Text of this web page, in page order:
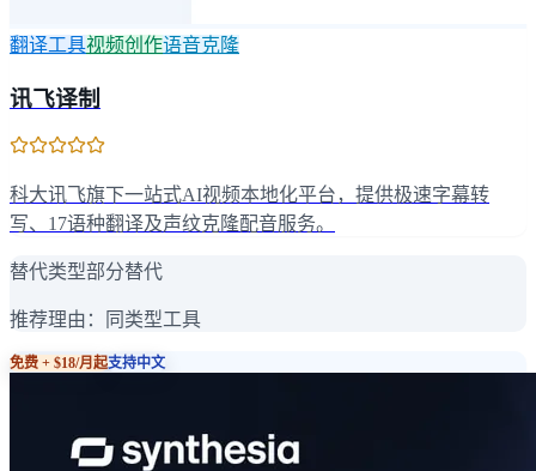
翻译工具视频创作语音克隆
讯飞译制
科大讯飞旗下一站式AI视频本地化平台，提供极速字幕转
写、17语种翻译及声纹克隆配音服务。
替代类型部分替代
推荐理由： 同类型工具
免费 + $18/月起支持中文